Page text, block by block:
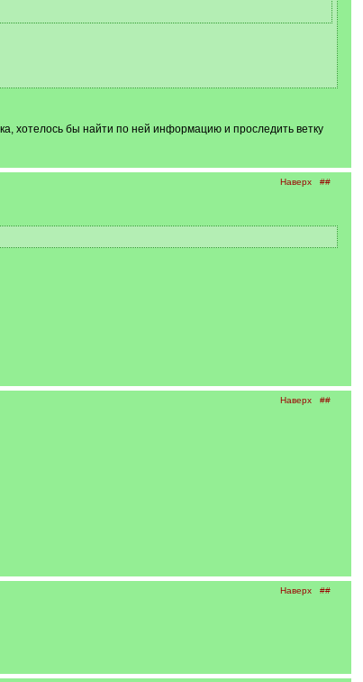
хотелось бы найти по ней информацию и проследить ветку
Наверх ##
Наверх ##
Наверх ##